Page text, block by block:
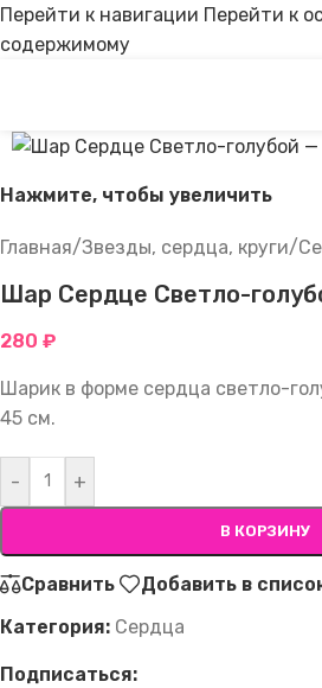
Перейти к навигации Перейти к
содержимому
Нажмите, чтобы увеличить
Главная/Звезды, сердца, круги/
Шар Сердце Светло-
280 ₽
Шарик в форме сердца светло-
45 см.
- +
В КОРЗИНУ
Сравнить
Добавить в
Категория: Сердца
Подписаться: